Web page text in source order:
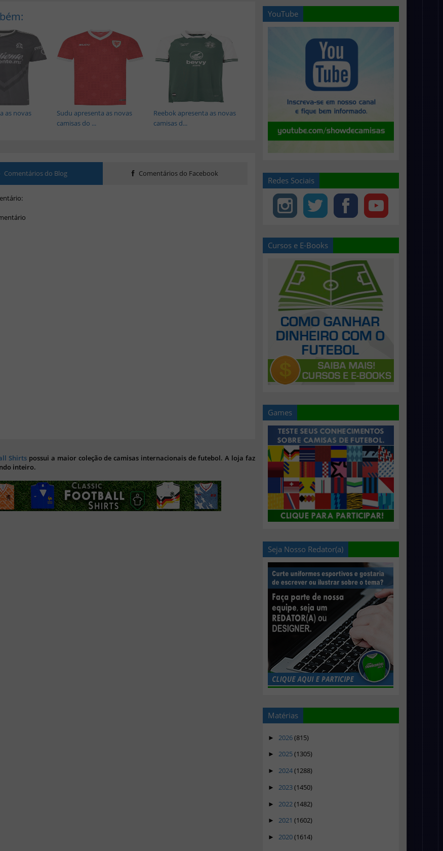
Reebok apresenta as novas
camisas d...
Sudu apresenta as novas
camisas do ...
as novas
Comentários do Blog Comentários do Facebook
Shirts possui a maior coleção de camisas internacionais de futebol. A loja faz
inteiro.
YouTube
Redes Sociais
Cursos e E-Books
Games
Seja Nosso Redator(a)
Matérias
► 2026(815)
► 2025(1305)
► 2024(1288)
► 2023(1450)
► 2022(1482)
► 2021 (1602)
► 2020(1614)